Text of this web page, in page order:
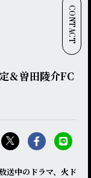
CONTACT
＆曽⽥陵介FC
送中のドラマ、火ド